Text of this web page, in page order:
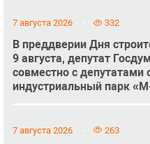
7 августа 2026 332
В преддверии Дня
9 августа, депутат
совместно с депутатами
индустриальный парк
7 августа 2026 263